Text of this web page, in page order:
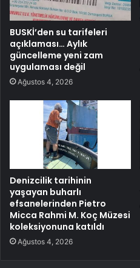
BUSKİ’den su tarifeleri
açıklaması… Aylık
güncelleme yeni zam
uygulaması değil
Ağustos 4, 2026
Denizcilik tarihinin
yaşayan buharlı
efsanelerinden Pietro
Micca Rahmi M. Koç Müzesi
koleksiyonuna katıldı
Ağustos 4, 2026